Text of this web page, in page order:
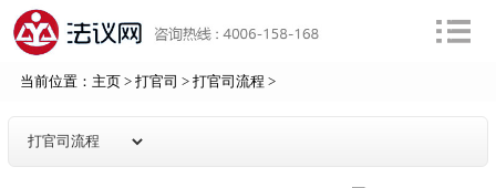
当前位置： 主页> 打官司 > 打官司流程 >